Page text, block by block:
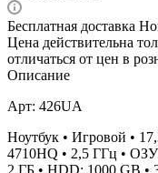
Бесплатная доставка
Цена действительна
отличаться от цен в
Описание
Арт: 426UA
Ноутбук • Игровой •
4710HQ • 2,5 ГГц •
2 ГБ • HDD: 1000 GB •